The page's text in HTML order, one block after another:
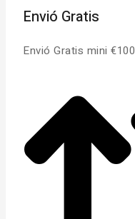
Envió Gratis
Envió Gratis mini €100